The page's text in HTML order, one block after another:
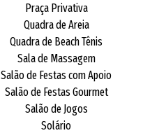
Praça Privativa
Quadra de Areia
Quadra de Beach Tênis
Sala de Massagem
Salão de Festas com Apoio
Salão de Festas Gourmet
Salão de Jogos
Solário